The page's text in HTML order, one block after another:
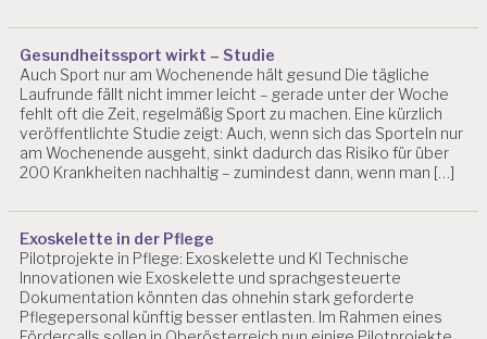
Gesundheitssport wirkt – Studie
Auch Sport nur am Wochenende hält gesund Die tägliche
Laufrunde fällt nicht immer leicht – gerade unter der Woche
fehlt oft die Zeit, regelmäßig Sport zu machen. Eine kürzlich
veröffentlichte Studie zeigt: Auch, wenn sich das Sporteln nur
am Wochenende ausgeht, sinkt dadurch das Risiko für über
200 Krankheiten nachhaltig – zumindest dann, wenn man […]
Exoskelette in der Pflege
Pilotprojekte in Pflege: Exoskelette und KI Technische
Innovationen wie Exoskelette und sprachgesteuerte
Dokumentation könnten das ohnehin stark geforderte
Pflegepersonal künftig besser entlasten. Im Rahmen eines